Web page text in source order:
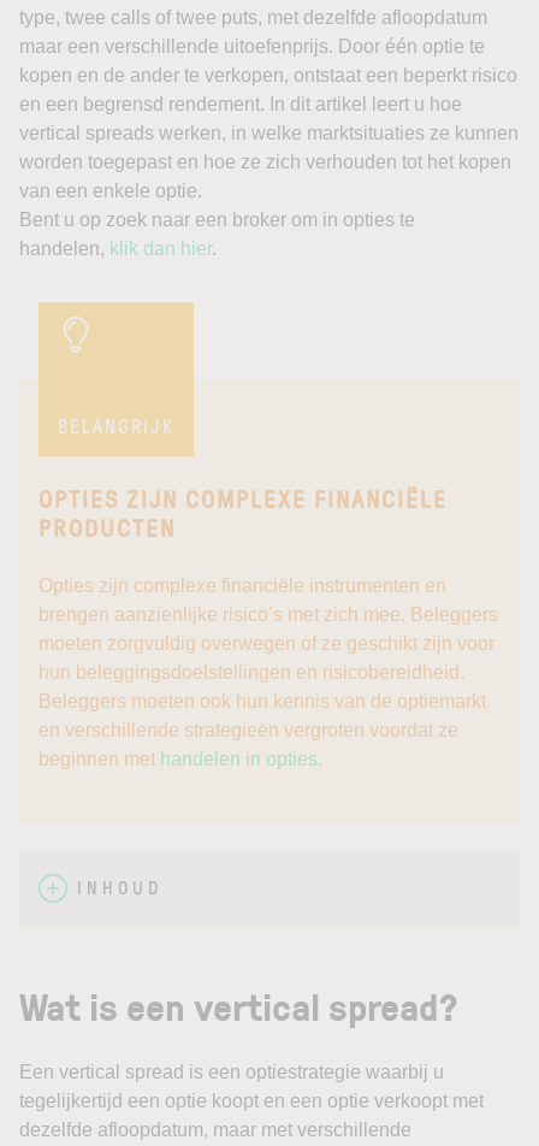
type, twee calls of twee puts, met dezelfde afloopdatum
maar een verschillende uitoefenprijs. Door één optie te
kopen en de ander te verkopen, ontstaat een beperkt risico
en een begrensd rendement. In dit artikel leert u hoe
vertical spreads werken, in welke marktsituaties ze kunnen
worden toegepast en hoe ze zich verhouden tot het kopen
van een enkele optie.
Bent u op zoek naar een broker om in opties te
handelen, klik dan hier.
BELANGRIJK
OPTIES ZIJN COMPLEXE FINANCIËLE
PRODUCTEN
Opties zijn complexe financiële instrumenten en
brengen aanzienlijke risico’s met zich mee. Beleggers
moeten zorgvuldig overwegen of ze geschikt zijn voor
hun beleggingsdoelstellingen en risicobereidheid.
Beleggers moeten ook hun kennis van de optiemarkt
en verschillende strategieën vergroten voordat ze
beginnen met handelen in opties.
INHOUD
Wat is een vertical spread?
Een vertical spread is een optiestrategie waarbij u
tegelijkertijd een optie koopt en een optie verkoopt met
dezelfde afloopdatum, maar met verschillende